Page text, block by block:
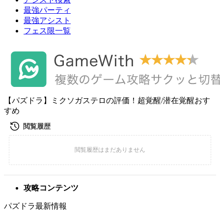
最強パーティ
最強アシスト
フェス限一覧
【パズドラ】ミクソガステロの評価！超覚醒/潜在覚醒おす
すめ
攻略コンテンツ
パズドラ最新情報